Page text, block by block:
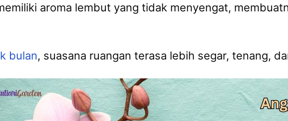
aroma lembut yang tidak menyengat,
bulan, suasana ruangan terasa lebih segar, tenang,